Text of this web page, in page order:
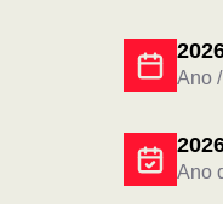
Ano
Ano